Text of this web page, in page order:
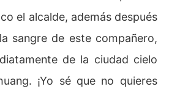
el alcalde, además después
sangre de este compañero,
de la ciudad cielo
¡Yo sé que no quieres